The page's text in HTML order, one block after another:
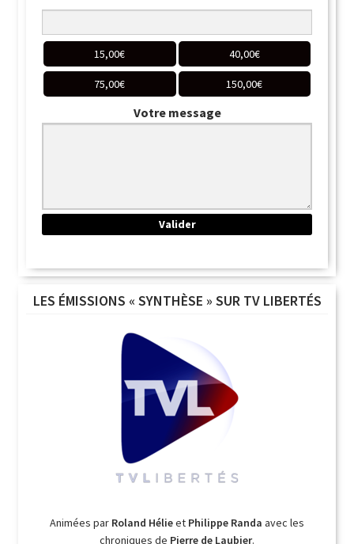
15,00€ 40,00€
75,00€ 150,00€
Votre message
LES ÉMISSIONS « SYNTHÈSE » SUR TV LIBERTÉS
Animées par Roland Hélieet Philippe Randa avec les
chroniques de Pierre de Laubier.